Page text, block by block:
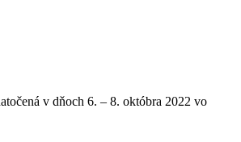
v dňoch 6. – 8. októbra 2022 vo